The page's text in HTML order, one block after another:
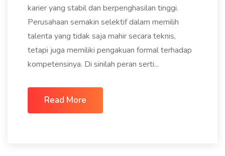
karier yang stabil dan berpenghasilan tinggi.
Perusahaan semakin selektif dalam memilih
talenta yang tidak saja mahir secara teknis,
tetapi juga memiliki pengakuan formal terhadap
kompetensinya. Di sinilah peran serti...
Read More